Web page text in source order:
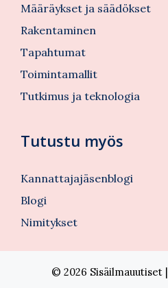
Määräykset ja säädökset
Rakentaminen
Tapahtumat
Toimintamallit
Tutkimus ja teknologia
Tutustu myös
Kannattajajäsenblogi
Blogi
Nimitykset
© 2026 Sisäilmauutiset |